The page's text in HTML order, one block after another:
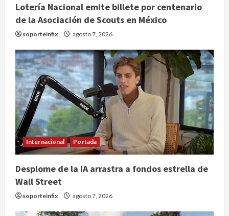
Lotería Nacional emite billete por centenario
de la Asociación de Scouts en México
soporteinfix agosto 7, 2026
Internacional Portada
Desplome de la IA arrastra a fondos estrella de
Wall Street
soporteinfix agosto 7, 2026